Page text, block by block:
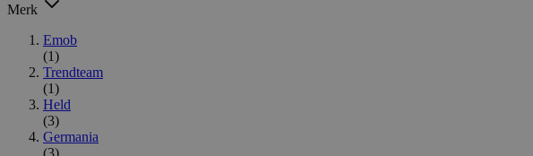
Merk
Emob
(1)
Trendteam
(1)
Held
(3)
Germania
(3)